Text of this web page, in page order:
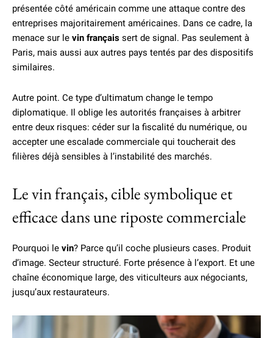
présentée côté américain comme une attaque contre des
entreprises majoritairement américaines. Dans ce cadre, la
menace sur le vin français sert de signal. Pas seulement à
Paris, mais aussi aux autres pays tentés par des dispositifs
similaires.
Autre point. Ce type d’ultimatum change le tempo
diplomatique. Il oblige les autorités françaises à arbitrer
entre deux risques: céder sur la fiscalité du numérique, ou
accepter une escalade commerciale qui toucherait des
filières déjà sensibles à l’instabilité des marchés.
Le vin français, cible symbolique et
efficace dans une riposte commerciale
Pourquoi le vin? Parce qu’il coche plusieurs cases. Produit
d’image. Secteur structuré. Forte présence à l’export. Et une
chaîne économique large, des viticulteurs aux négociants,
jusqu’aux restaurateurs.